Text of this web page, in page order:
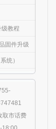
教程
固件升级
统）
取市话费